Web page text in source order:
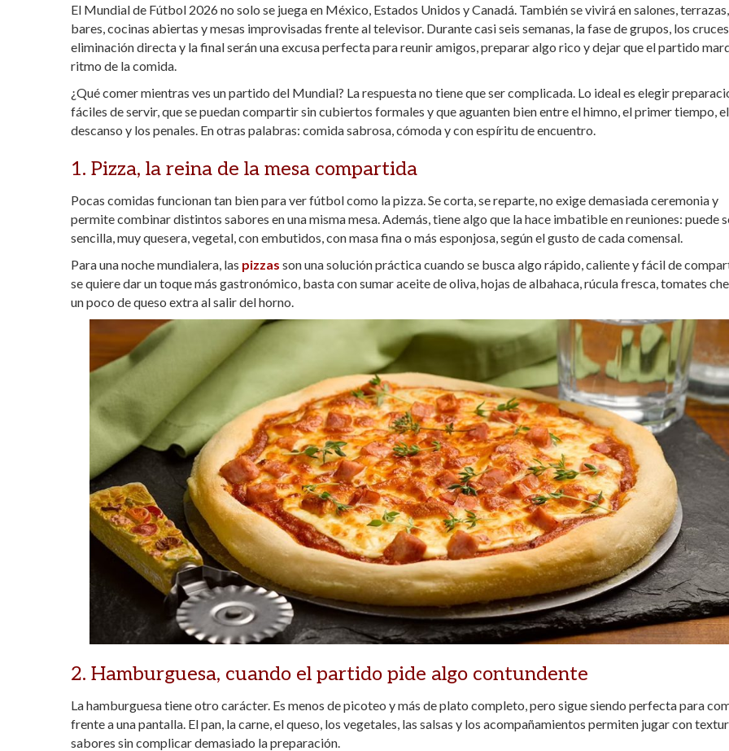
at
s
A
p
p
e
b
o
o
k
itt
er
m
p
ti
r
El Mundial de Fútbol 2026 no solo se juega en México, Estados Unidos y Canadá. También se vivirá en salones, terrazas,
bares, cocinas abiertas y mesas improvisadas frente al televisor. Durante casi seis semanas, la fase de grupos, los
eliminación directa y la final serán una excusa perfecta para reunir amigos, preparar algo rico y dejar que el partido
ritmo de la comida.
¿Qué comer mientras ves un partido del Mundial? La respuesta no tiene que ser complicada. Lo ideal es elegir
fáciles de servir, que se puedan compartir sin cubiertos formales y que aguanten bien entre el himno, el primer tiempo, el
descanso y los penales. En otras palabras: comida sabrosa, cómoda y con espíritu de encuentro.
1. Pizza, la reina de la mesa compartida
Pocas comidas funcionan tan bien para ver fútbol como la pizza. Se corta, se reparte, no exige demasiada ceremonia y
permite combinar distintos sabores en una misma mesa. Además, tiene algo que la hace imbatible en reuniones: puede
sencilla, muy quesera, vegetal, con embutidos, con masa fina o más esponjosa, según el gusto de cada comensal.
Para una noche mundialera, las pizzas son una solución práctica cuando se busca algo rápido, caliente y fácil de
se quiere dar un toque más gastronómico, basta con sumar aceite de oliva, hojas de albahaca, rúcula fresca, tomates
un poco de queso extra al salir del horno.
2. Hamburguesa, cuando el partido pide algo contundente
La hamburguesa tiene otro carácter. Es menos de picoteo y más de plato completo, pero sigue siendo perfecta para
frente a una pantalla. El pan, la carne, el queso, los vegetales, las salsas y los acompañamientos permiten jugar con
sabores sin complicar demasiado la preparación.